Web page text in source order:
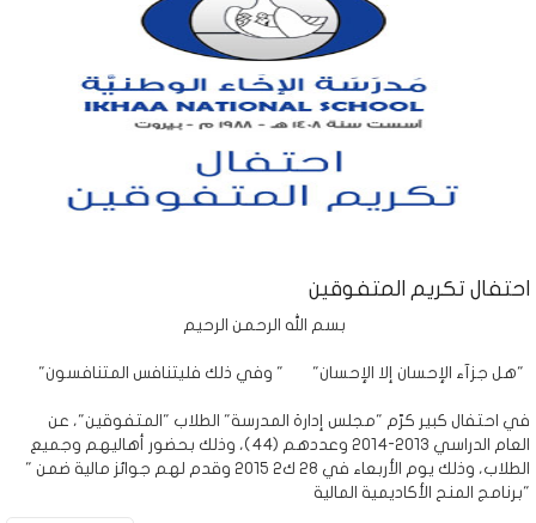
احتفال تكريم المتفوقين
"هل جزآء الإحسان إلا الإحسان" " وفي ذلك فليتنافس المتنافسون"
العام الدراسي 2013-2014 وعددهم (44)، وذلك بحضور أهاليهم وجميع
الطلاب، وذلك يوم الأربعاء في 28 ك2 2015 وقدم لهم جوائز مالية ضمن "
برنامج المنح الأكاديمية المالية"